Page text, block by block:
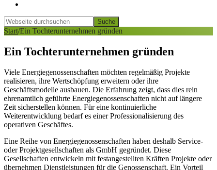
Webseite
durchsuchen
Hide
Start/Ein Tochterunternehmen gründen
Ein Tochterunternehmen gründen
Viele Energiegenossenschaften möchten regelmäßig Projekte
realisieren, ihre Wertschöpfung erweitern oder ihre
Geschäftsmodelle ausbauen. Die Erfahrung zeigt, dass dies rein
ehrenamtlich geführte Energiegenossenschaften nicht auf längere
Zeit sicherstellen können. Für eine kontinuierliche
Weiterentwicklung bedarf es einer Professionalisierung des
operativen Geschäftes.
Eine Reihe von Energiegenossenschaften haben deshalb Service-
oder Projektgesellschaften als GmbH gegründet. Diese
Gesellschaften entwickeln mit festangestellten Kräften Projekte oder
übernehmen Dienstleistungen für die Genossenschaft. Ein Vorteil